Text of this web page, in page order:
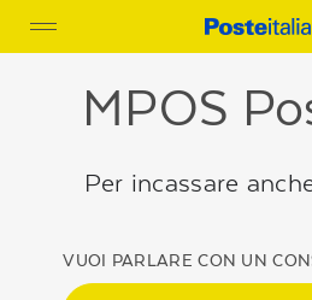
Toggle
navigation
MPOS
Per incassare
VUOI PARLARE CON UN